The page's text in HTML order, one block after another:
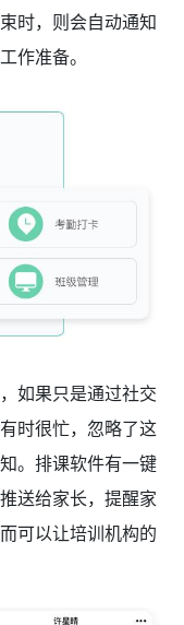
时，则会自动通知
作准备。
如果只是通过社交
时很忙，忽略了这
。排课软件有一键
送给家长，提醒家
可以让培训机构的